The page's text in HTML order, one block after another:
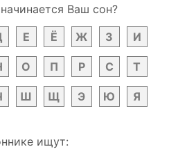
Ваш сон?
Е Ё Ж З И
О П Р С Т
Ш Щ Э Ю Я
ищут: